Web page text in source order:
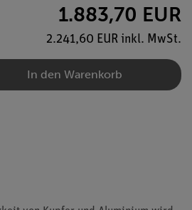
1.883,70 EUR
2.241,60 EUR inkl. MwSt.
In den Warenkorb